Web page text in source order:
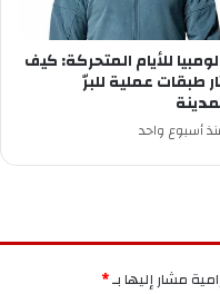
للأيام المتحركة: كيف
طبقات عملية للبرّ
أسبوع واحد
مشار إليها بـ*